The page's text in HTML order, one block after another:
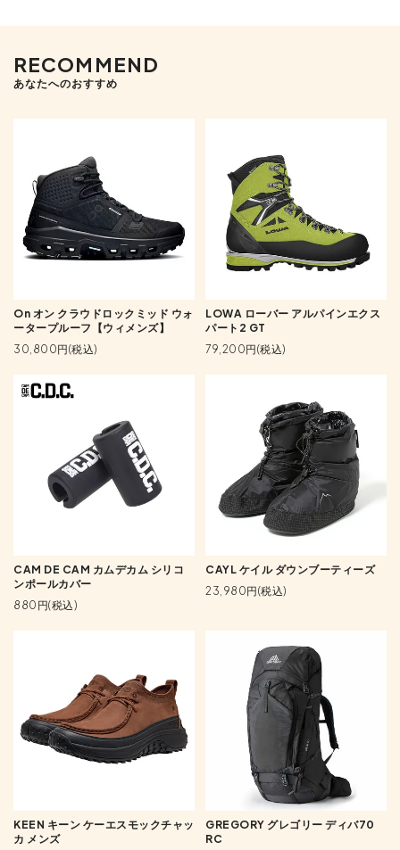
RECOMMEND
あなたへのおすすめ
On オン クラウドロックミッド ウォ
ータープルーフ【ウィメンズ】
30,800円(税込)
LOWA ローバー アルパインエクス
パート2 GT
79,200円(税込)
CAM DE CAM カムデカム シリコ
ンポールカバー
880円(税込)
CAYL ケイル ダウンブーティーズ
23,980円(税込)
KEEN キーン ケーエスモックチャッ
カ メンズ
GREGORY グレゴリー ディバ70
RC